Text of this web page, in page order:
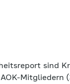
sind
Mitgliedern